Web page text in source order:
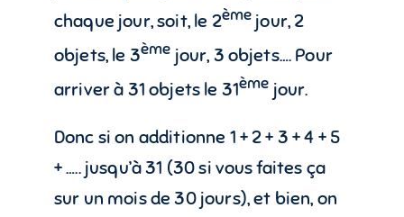
chaque jour, soit, le 2ème jour, 2
objets, le 3ème jour, 3 objets…. Pour
arriver à 31 objets le 31ème jour.
Donc si on additionne 1 + 2 + 3 + 4 + 5
+ ….. jusqu’à 31 (30 si vous faites ça
sur un mois de 30 jours), et bien, on